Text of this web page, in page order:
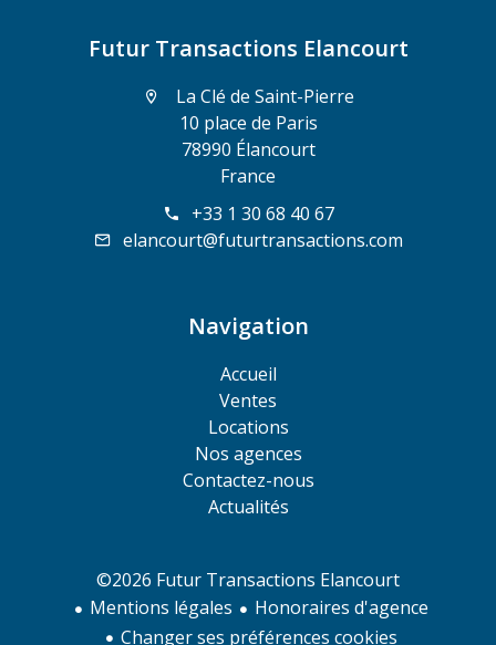
Futur Transactions Elancourt
La Clé de Saint-Pierre
10 place de Paris
78990 Élancourt
France
+33 1 30 68 40 67
elancourt@futurtransactions.com
Navigation
Accueil
Ventes
Locations
Nos agences
Contactez-nous
Actualités
©2026 Futur Transactions Elancourt
Mentions légales
Honoraires d'agence
Changer ses préférences cookies